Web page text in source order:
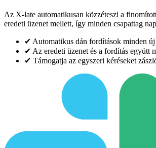
Az X-late automatikusan közzéteszi a
eredeti üzenet mellett, így minden csapattag
✔ Automatikus dán fordítások minden új
✔ Az eredeti üzenet és a fordítás együtt
✔ Támogatja az egyszeri kéréseket